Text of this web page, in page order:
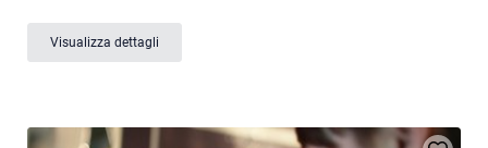
Visualizza dettagli